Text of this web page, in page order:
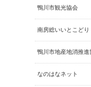
鴨川市観光協会
南房総いいとこどり
鴨川市地産地消推進
なのはなネット